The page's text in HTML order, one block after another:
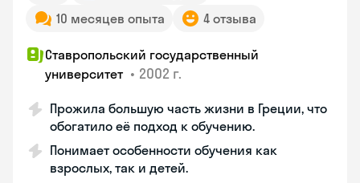
10 месяцев опыта
4 отзыва
Ставропольский государственный
университет • 2002 г.
Прожила большую часть жизни в Греции, что
обогатило её подход к обучению.
Понимает особенности обучения как
взрослых, так и детей.